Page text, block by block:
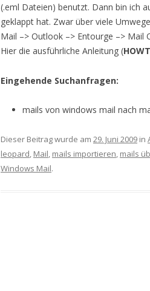
(.eml Dateien) benutzt. Dann bin ich
geklappt hat. Zwar über viele
Mail –> Outlook –> Entourge –> Mail
Hier die ausführliche Anleitung (
Eingehende Suchanfragen:
mails von windows mail nach
Dieser Beitrag wurde am 29. Juni 2009 in
leopard, Mail, mails importieren, mails
Windows Mail.